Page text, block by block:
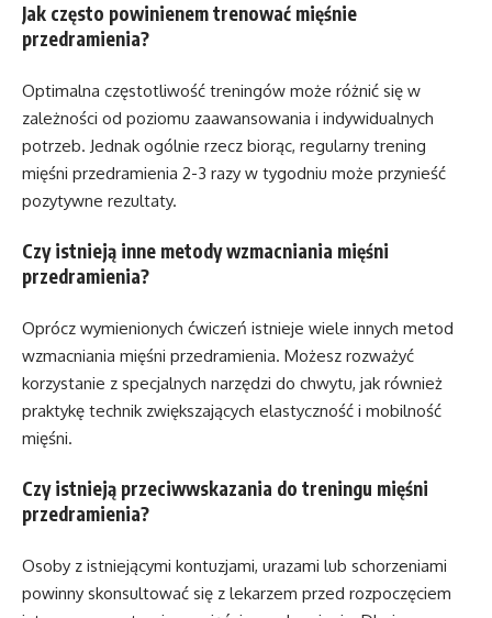
Jak często powinienem trenować mięśnie
przedramienia?
Optimalna częstotliwość treningów może różnić się w
zależności od poziomu zaawansowania i indywidualnych
potrzeb. Jednak ogólnie rzecz biorąc, regularny trening
mięśni przedramienia 2-3 razy w tygodniu może przynieść
pozytywne rezultaty.
Czy istnieją inne metody wzmacniania mięśni
przedramienia?
Oprócz wymienionych ćwiczeń istnieje wiele innych metod
wzmacniania mięśni przedramienia. Możesz rozważyć
korzystanie z specjalnych narzędzi do chwytu, jak również
praktykę technik zwiększających elastyczność i mobilność
mięśni.
Czy istnieją przeciwwskazania do treningu mięśni
przedramienia?
Osoby z istniejącymi kontuzjami, urazami lub schorzeniami
powinny skonsultować się z lekarzem przed rozpoczęciem